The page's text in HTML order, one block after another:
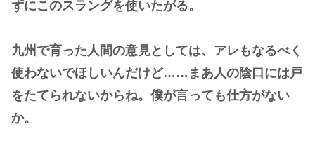
ずにこのスラングを使いたがる。
九州で育った人間の意見としては、アレもなるべく
使わないでほしいんだけど……まあ人の陰口には戸
をたてられないからね。僕が言っても仕方がない
か。